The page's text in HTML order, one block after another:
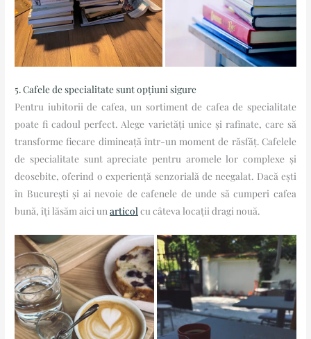
5. Cafele de specialitate sunt opțiuni sigure
Pentru iubitorii de cafea, un sortiment de cafea de specialitate
poate fi cadoul perfect. Alege varietăți unice și rafinate, care să
transforme fiecare dimineață într-un moment de răsfăț. Cafelele
de specialitate sunt apreciate pentru aromele lor complexe și
deosebite, oferind o experiență senzorială de neegalat. Dacă ești
în București și ai nevoie de cafenele de unde să cumperi cafea
bună, îți lăsăm aici unarticol cu câteva locații dragi nouă.